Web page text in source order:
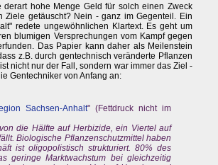
hohe Menge Geld für solch einen Zweck
getäuscht? Nein - ganz im Gegenteil. Ein
redete ungewöhnlichen Klartext. Es geht um
blumigen Versprechungen vom Kampf gegen
Das Papier kann daher als Meilenstein
z.B. durch gentechnisch veränderte Pflanzen
nicht nur der Fall, sondern war immer das Ziel -
Gentechniker von Anfang an:
Sachsen-Anhalt" (Fettdruck nicht im
die Hälfte auf Herbizide, ein Viertel auf
Biologische Pflanzenschutzmittel haben
ist oligopolistisch strukturiert. 80% des
geringe Marktwachstum bei gleichzeitig